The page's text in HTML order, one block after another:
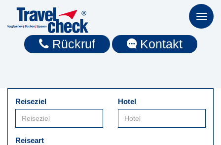
Toggle
Rückruf Kontakt
Reiseziel Hotel
Reiseart